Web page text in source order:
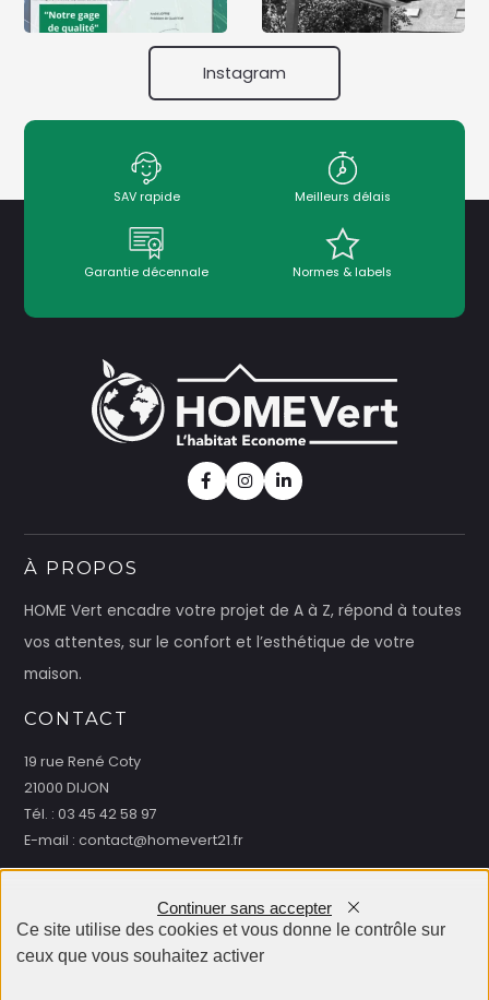
Instagram
SAV rapide Meilleurs délais
Garantie décennale Normes & labels
FacebookInstagramLinkedin
À PROPOS
HOME Vert encadre votre projet de A à Z, répond à toutes
vos attentes, sur le confort et l’esthétique de votre
maison.
CONTACT
19 rue René Coty
21000 DIJON
Tél. : 03 45 42 58 97
E-mail : contact@homevert21.fr
Du Lundi au Vendredi :​
de 9 h à 17 h
Ce site utilise des cookies et vous donne le contrôle sur
ceux que vous souhaitez activer
Continuer sans accepter